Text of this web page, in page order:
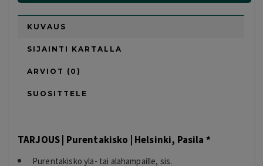
KUVAUS
SIJAINTI KARTALLA
ARVIOT (0)
SUOSITTELE
TARJOUS | Purentakisko | Helsinki, Pasila *
Purentakisko ylä- tai alahampaille, sis.